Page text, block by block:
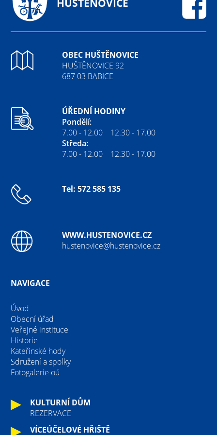
HUŠTĚNOVICE
OBEC HUŠTĚNOVICE
HUŠTĚNOVICE 92
687 03 BABICE
ÚŘEDNÍ HODINY
Pondělí:
7.00 - 12.00 12.30 - 17.00
Středa:
7.00 - 12.00 12.30 - 17.00
Tel: 572 585 135
WWW.HUSTENOVICE.CZ
hustenovice@hustenovice.cz
NAVIGACE
Úvod
Obecní úřad
Veřejné instituce
Historie
Kateřinské hody
Sdružení a spolky
Fotogalerie oú
KULTURNÍ DŮM
REZERVACE
VÍCEÚČELOVÉ HŘIŠTĚ